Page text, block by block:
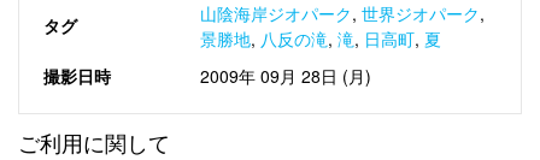
タグ 山陰海岸ジオパーク, 世界ジオパーク,
景勝地, 八反の滝, 滝, 日高町, 夏
撮影日時
2009年 09月 28日 (月)
ご利用に関して